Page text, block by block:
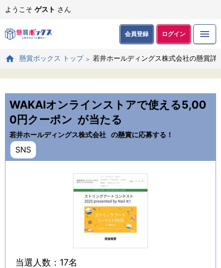
ようこそ ゲスト さん
会員登録 ログイン
懸賞ボックス トップ 若井ホールディングス株式会社の懸賞詳
WAKAIオンラインストアで使える5,00
0円クーポン が当たる
若井ホールディングス株式会社 の懸賞に応募する！
SNS
当選人数：17名